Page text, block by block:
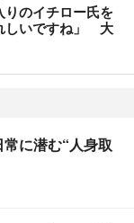
のイチロー氏を
しいですね」 大
に潜む“人身取